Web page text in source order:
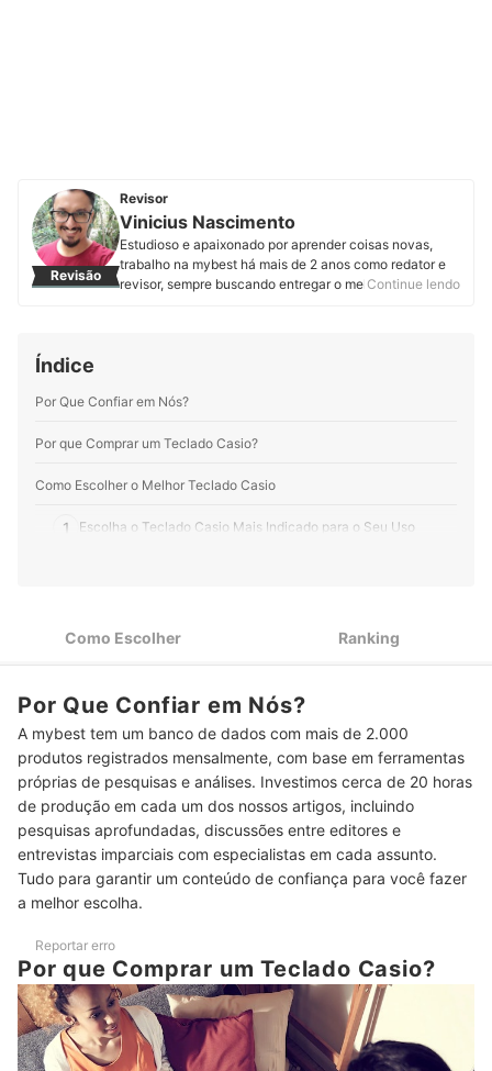
Revisão
Revisor
Vinicius Nascimento
Estudioso e apaixonado por aprender coisas novas,
trabalho na mybest há mais de 2 anos como redator e
revisor, sempre buscando entregar o melhor conteúdo
e os cuidados com crianças. O mais legal é que aqui na
conhecimentos em diversas áreas.
Continue lendo
Índice
Por Que Confiar em Nós?
Por que Comprar um Teclado Casio?
Como Escolher o Melhor Teclado Casio
1 Escolha o Teclado Casio Mais Indicado para o Seu Uso
3 Musical
5 Priorize Teclados Casio com Variedade de Timbres e Ritmos
6
Observe Se o Modelo Possui Entrada para Pedal de
Sustentação
7
Para Mais Praticidade, Escolha um Teclado Casio com Alto-
Falantes Embutidos
8
Confira o Peso do Teclado Musical Casio e Analise Sua
Portabilidade
9 Escolha um Teclado Casio com Várias Funcionalidades Extras
Top 10 Melhores Teclados Casio
Conheça Outros Instrumentos Musicais
Como Escolher Ranking
Por Que Confiar em Nós?
A mybest tem um banco de dados com mais de 2.000
produtos registrados mensalmente, com base em ferramentas
próprias de pesquisas e análises. Investimos cerca de 20 horas
de produção em cada um dos nossos artigos, incluindo
pesquisas aprofundadas, discussões entre editores e
entrevistas imparciais com especialistas em cada assunto.
Tudo para garantir um conteúdo de confiança para você fazer
a melhor escolha.
Reportar erro
Por que Comprar um Teclado Casio?